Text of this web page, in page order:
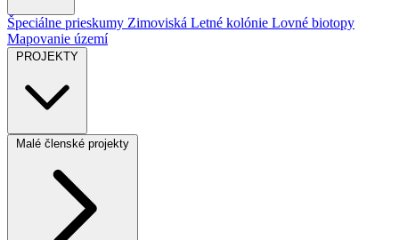
Špeciálne prieskumy Zimoviská Letné kolónie Lovné biotopy
Mapovanie území
PROJEKTY
Malé členské projekty